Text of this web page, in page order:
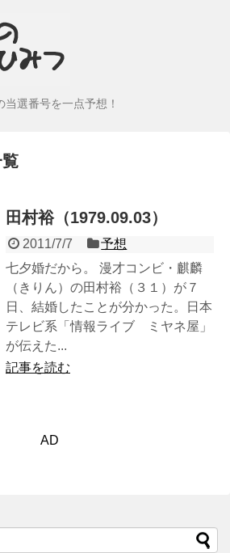
選番号を一点予想！
田村裕（1979.09.03）
2011/7/7
予想
七夕婚だから。 漫才コンビ・麒麟
（きりん）の田村裕（３１）が７
日、結婚したことが分かった。日本
テレビ系「情報ライブ ミヤネ屋」
が伝えた...
記事を読む
AD